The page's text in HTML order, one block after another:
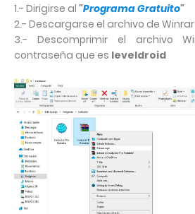
1.- Dirigirse al "Programa Gratuito"
2.- Descargarse el archivo de
3.- Descomprimir el archivo
contraseña que es leveldroid